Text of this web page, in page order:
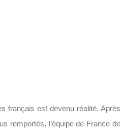
français est devenu réalité. Après
remportés, l’équipe de France de